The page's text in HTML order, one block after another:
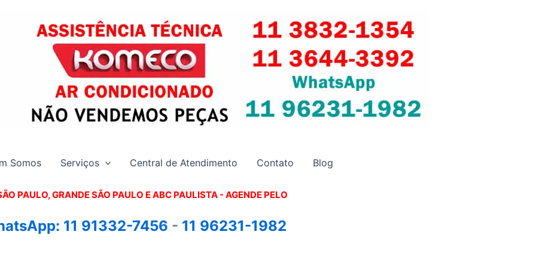
Somos Serviços Central de Atendimento Contato Blog
PAULO, GRANDE SÃO PAULO E ABC PAULISTA - AGENDE PELO
11 91332-7456 - 11 96231-1982